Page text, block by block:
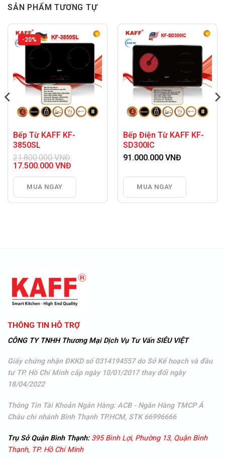
SẢN PHẨM TƯƠNG TỰ
-20%
Bếp Từ KAFF KF-
3850SL
21.800.000VNĐ
Giá
là:
21.800.000 VNĐ.
17.500.000 VNĐ
hiện
là:
17.500.000 VNĐ.
MUA NGAY
Bếp Điện Từ KAFF KF-
SD300IC
91.000.000 VNĐ
MUA NGAY
THÔNG TIN HỖ TRỢ
CÔNG TY TNHH Thương Mại Dịch Vụ Tư Vấn SIÊU VIỆT
Giấy chứng nhận ĐKKD số 0314194557 do Sở Kế hoạch và đầu
tư TP. Hồ Chí Minh cấp ngày 10/01/2017 thay đổi ngày
18/04/2022
Thông Tin Tài Khoản Ngân Hàng: ACB - Ngân Hàng TMCP Á
Châu chi nhánh Bình Thạnh TP.HCM, STK 66996666
Trụ Sở Quận Bình Thạnh: 395 Bình Lợi, Phường 13, Quận Bình
Thạnh, TP. Hồ Chí Minh